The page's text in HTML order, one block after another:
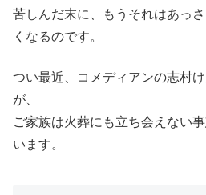
苦しんだ末に、もうそれはあっ
くなるのです。
つい最近、コメディアンの志村
が、
ご家族は火葬にも立ち会えない
います。